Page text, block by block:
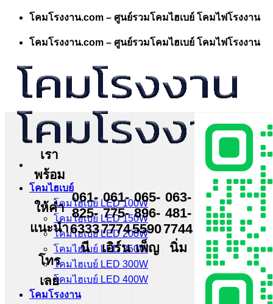
Skip
content
โคมโรงงาน.com – ศูนย์รวมโคมไฮเบย์ โคมไฟโรงงาน
โคมโรงงาน.com – ศูนย์รวมโคมไฮเบย์ โคมไฟโรงงาน
โคมไฮเบย์
โคมไฮเบย์ LED 100W
โคมไฮเบย์ LED 150W
โคมไฮเบย์ LED 200W
โคมไฮเบย์ LED 250W
โคมไฮเบย์ LED 300W
โคมไฮเบย์ LED 400W
โคมโรงงาน
เรา
พร้อม
ให้คำ
แนะนำ
โทร
เลย
061-
825-
6333
นี
061-
775-
7774
เอิร์น
065-
896-
5590
เพ็ญ
063-
481-
7744
นิ่ม